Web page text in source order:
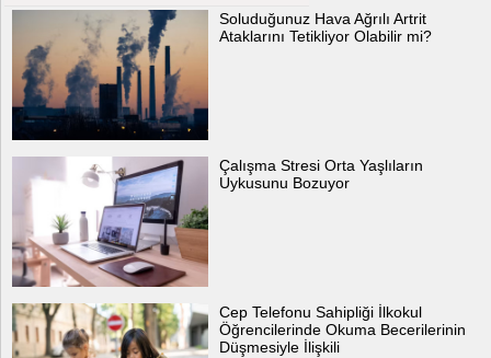
Soluduğunuz Hava Ağrılı Artrit
Ataklarını Tetikliyor Olabilir mi?
Çalışma Stresi Orta Yaşlıların
Uykusunu Bozuyor
Cep Telefonu Sahipliği İlkokul
Öğrencilerinde Okuma Becerilerinin
Düşmesiyle İlişkili